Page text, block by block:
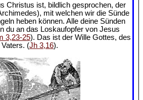
Christus ist, bildlich gesprochen, der
mit welchen wir die Sünde
heben können. Alle deine Sünden
du an das Loskaufopfer von Jesus
3,23-25). Das ist der Wille Gottes, des
Vaters. (Jh 3,16).